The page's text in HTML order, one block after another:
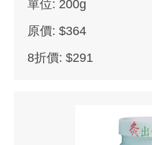
單位: 200g
原價: $364
8折價: $291